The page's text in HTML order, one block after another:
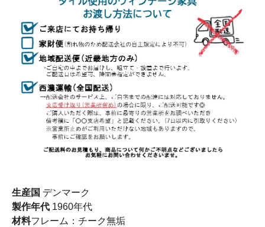
生産国 デンマーク
製作年代 1960年代
材料フレーム：チーク無垢